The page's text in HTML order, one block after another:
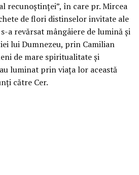
recunoștinței”, în care pr. Mircea
de flori distinselor invitate ale
a revărsat mângâiere de lumină și
lui Dumnezeu, prin Camilian
de mare spiritualitate și
luminat prin viața lor această
către Cer.